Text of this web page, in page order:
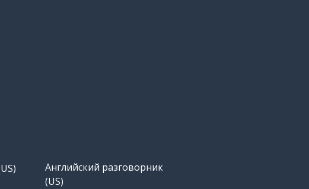
Английский разговорник
(US)